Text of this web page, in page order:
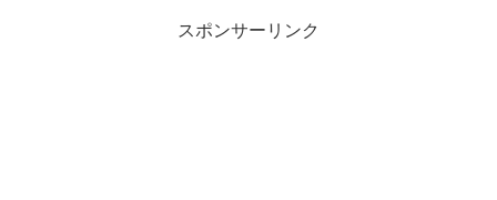
スポンサーリンク